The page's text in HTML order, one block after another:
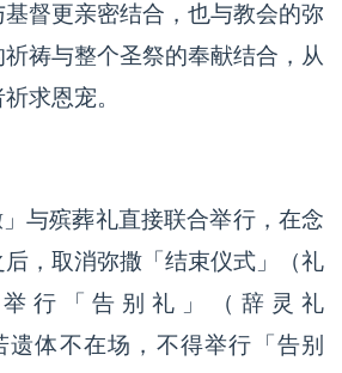
督更亲密结合，也与教会的弥
祷与整个圣祭的奉献结合，从
求恩宠。
与殡葬礼直接联合举行，在念
后，取消弥撒「结束仪式」（礼
行「告别礼」（辞灵礼
遗体不在场，不得举行「告别